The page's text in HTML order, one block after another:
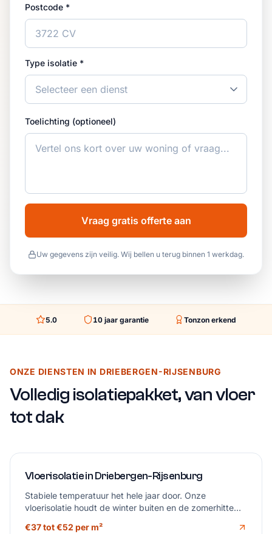
Postcode *
Type isolatie *
Toelichting (optioneel)
Vraag gratis offerte aan
Uw gegevens zijn veilig. Wij bellen u terug binnen 1 werkdag.
5.0 10 jaar garantie Tonzon erkend
ONZE DIENSTEN IN DRIEBERGEN-RIJSENBURG
Volledig isolatiepakket, van vloer
tot dak
Vloerisolatie in Driebergen-Rijsenburg
Stabiele temperatuur het hele jaar door. Onze
vloerisolatie houdt de winter buiten en de zomerhitte
€37 tot €52 per m²